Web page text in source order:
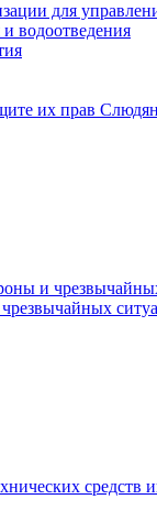
для
водоотведения
их прав
и